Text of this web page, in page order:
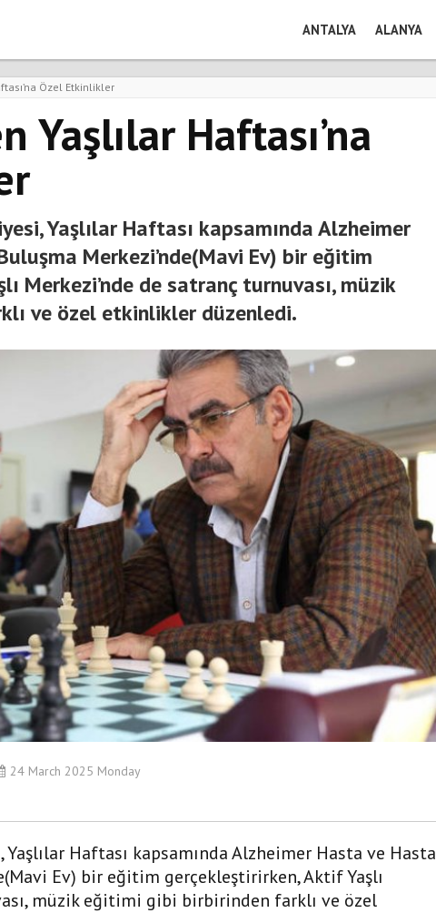
ANTALYA ALANYA
Özel Etkinlikler
Yaşlılar Haftası’na
Yaşlılar Haftası kapsamında Alzheimer
Merkezi’nde(Mavi Ev) bir eğitim
Merkezi’nde de satranç turnuvası, müzik
ve özel etkinlikler düzenledi.
24 March 2025 Monday
Haftası kapsamında Alzheimer Hasta ve Hasta
Ev) bir eğitim gerçekleştirirken, Aktif Yaşlı
müzik eğitimi gibi birbirinden farklı ve özel